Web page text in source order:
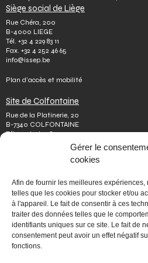
Gérer le
cookies
Afin de fournir les meilleures
telles que les cookies pour stocker et/ou
à l'appareil. Le fait de consentir à ces
traiter des données telles que le
identifiants uniques sur ce site. Le fait de
consentement peut avoir un effet négatif
fonctions.
Siège social de Liège
Rue Chéra, 200
B-4000 LIEGE
Tél. +32 4 229 83 11
Fax. +32 4 252 46 65
info@issep.be
Plan d’accès et mobilité
Site de Colfontaine
Rue de la Platinerie, 20
B-7340 COLFONTAINE
Tél.+32 65 610 813
colfontaine@issep.be
Qui sommes-nous
Travailler chez nous
Effectuer un stage
Poser une question
Autres
Vie privée
Mentions légales